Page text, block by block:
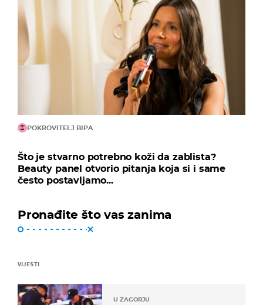
POKROVITELJ BIPA
Što je stvarno potrebno koži da zablista?
Beauty panel otvorio pitanja koja si i same
često postavljamo...
Pronađite što vas zanima
VIJESTI
U ZAGORJU